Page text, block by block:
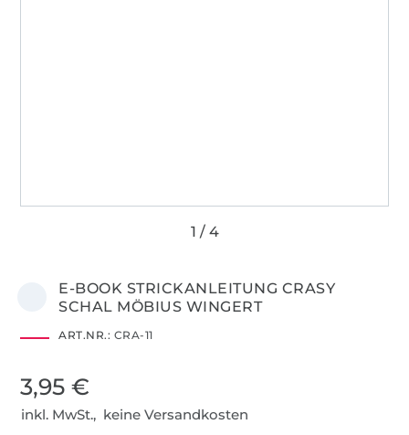
E-BOOK STRICKANLEITUNG CRASY
SCHAL MÖBIUS WINGERT
ART.NR.: CRA-11
3,95 €
inkl. MwSt., keine Versandkosten